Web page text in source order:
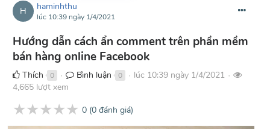
H haminhthu
lúc 10:39 ngày 1/4/2021
Hướng dẫn cách ẩn comment trên phần mềm
bán hàng online Facebook
Thích 0 ● Bình luận 0 ● lúc 10:39 ngày 1/4/2021 ●
4,665 lượt xem
★★★★★ 0 (0 đánh giá)